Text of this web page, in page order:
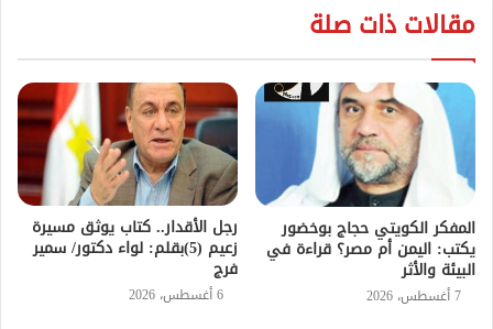
مقالات ذات صلة
المفكر الكويتي حجاج بوخضور
يكتب: اليمن أم مصر؟ قراءة في
البيئة والأثر
7 أغسطس، 2026
رجل الأقدار.. كتاب يوثق مسيرة
زعيم (5)بقلم: لواء دكتور/ سمير
فرج
6 أغسطس، 2026